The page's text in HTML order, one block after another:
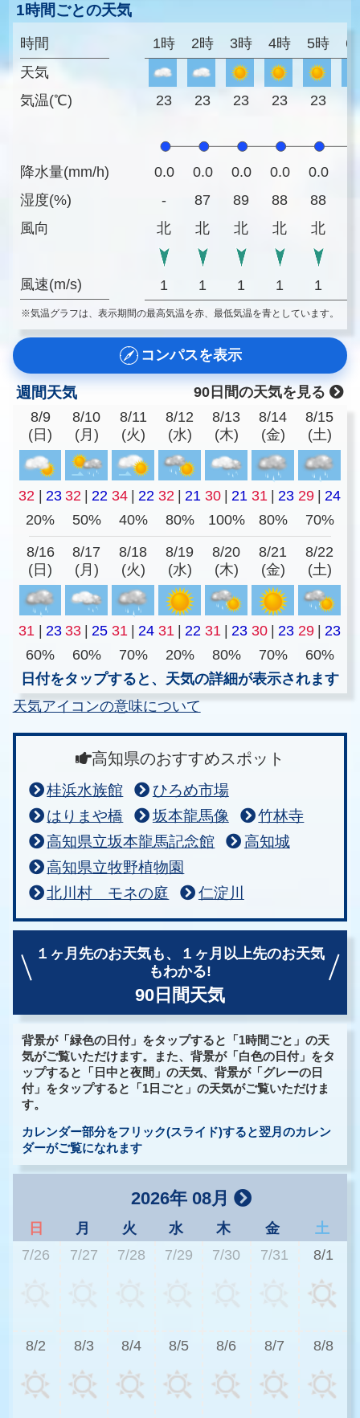
1時間ごとの天気
時間
天気
気温(℃)
降水量(mm/h)
湿度(%)
風向
風速(m/s)
1時 2時 3時 4時 5時 6
23 23 23 23 23
0.0 0.0 0.0 0.0 0.0
-
87 89 88 88
北
北 北 北 北
1 1 1 1 1
※気温グラフは、表示期間の最高気温を赤、最低気温を青としています。
コンパスを表示
週間天気
90日間の天気を見る
8/9
(日)
8/10
(月)
8/11
(火)
8/12
(水)
8/13
(木)
8/14
(金)
8/15
(土)
32 | 23 32 | 22 34 | 22 32 | 21 30 | 21 31 | 23 29 | 24
20%
50% 40% 80% 100% 80% 70%
8/16
(日)
8/17
(月)
8/18
(火)
8/19
(水)
8/20
(木)
8/21
(金)
8/22
(土)
31 23 33 25 31 24 31 22 31 23 30 23 29
23
60%
60% 70% 20% 80% 70%
60%
日付をタップすると、天気の詳細が表示されます
天気アイコンの意味について
高知県のおすすめスポット
桂浜水族館
ひろめ市場
はりまや橋
坂本龍馬像
竹林寺
高知県立坂本龍馬記念館
高知城
高知県立牧野植物園
北川村 モネの庭
仁淀川
１ヶ月先のお天気も、
１ヶ月以上先のお天気
もわかる!
90日間天気
背景が「緑色の日付」をタップすると「1時間ごと」の天
気がご覧いただけます。また、背景が「白色の日付」をタ
ップすると「日中と夜間」の天気、背景が「グレーの日
付」をタップすると「1日ごと」の天気がご覧いただけま
す。
カレンダー部分をフリック(スライド)すると翌月のカレン
ダーがご覧になれます
2026年 08月
日 月 火 水 木 金
土
7/26
7/27 7/28 7/29 7/30 7/31 8/1
8/2 8/3 8/4 8/5 8/6 8/7 8/8